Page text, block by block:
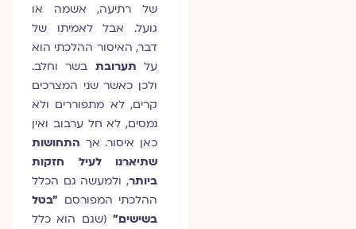
של רתיעה, אשמה או
גועל. אבל לאמיתו של
דבר, האיסור ההלכתי הוא
עלתערובתבשר וחלב.
ולכן כאשר שני המצרכים
קרים, לא מתפוררים ולא
נמסים, לא חל ערבוב ואין
כאן איסור. אךהתחושות
שתיארנו לעיל חזקות
ביותר, ולמעשה גם הכלל
ההלכתי המפורסם"בטל
בשישים"(שגם הוא כלל